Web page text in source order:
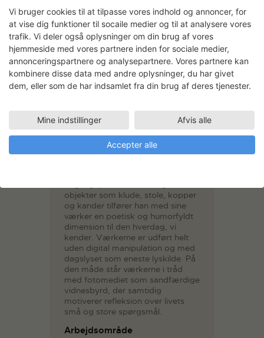
Uddannet fra Det Kongelige
Danske Kunstakademi. Jakob
Hunosøe har udstillet på bl.a.
Rønnebæksholm, Holstebro
kunstmuseum og Den Frie
Udstillingsbygning. Han har
modtaget priser og legater fra
Statens kunstfond, Beckett
fonden m.fl., og hans værker er
Fotomuseums samling. Han er
tilknyttet Galleri Specta.
Jakob Hunosøe arbejder med
fotografi som instrument for
objekter som klude, stole, kopper
og kander tilfører han med sine
værker en poetisk og humorfyldt
dimension til den hverdag, vi
kender. Værkerne er udført helt
uden digital manipulation og med
dagslyset som eneste lyskilde. På
den måde står værkerne i tråd
med fotomediet som sandfærdige
vidnesbyrd, der samtidig
motiverer refleksion over livets
små og store spørgsmål.
Arbejdsområde
Vi bruger cookies til at tilpasse vores indhold og annoncer, for
at vise dig funktioner til socaile medier og til at analysere vores
trafik. Vi deler også oplysninger om din brug af vores
hjemmeside med vores partnere inden for sociale medier,
annonceringspartnere og analysepartnere. Vores partnere kan
kombinere disse data med andre oplysninger, du har givet
dem, eller som de har indsamlet fra din brug af deres tjenester.
Mine indstillinger Afvis alle
Accepter alle